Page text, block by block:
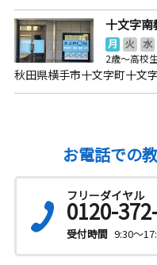
十文字南
月 火 水
2歳～高校
秋田県横手市十文字町十文
お電話での
フリーダイヤル
0120-
受付時間 9:30～